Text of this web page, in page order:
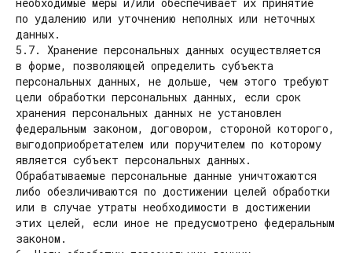
по удалению или уточнению неполных или неточных
данных.
5.7. Хранение персональных данных осуществляется
в форме, позволяющей определить субъекта
персональных данных, не дольше, чем этого требуют
цели обработки персональных данных, если срок
хранения персональных данных не установлен
федеральным законом, договором, стороной которого,
выгодоприобретателем или поручителем по которому
является субъект персональных данных.
Обрабатываемые персональные данные уничтожаются
либо обезличиваются по достижении целей обработки
или в случае утраты необходимости в достижении
этих целей, если иное не предусмотрено федеральным
законом.